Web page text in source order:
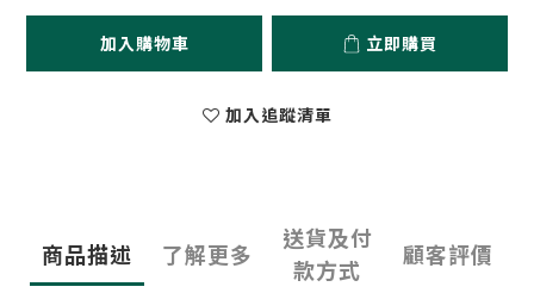
加入購物車 立即購買
加入追蹤清單
商品描述 了解更多
送貨及付
款方式
顧客評價